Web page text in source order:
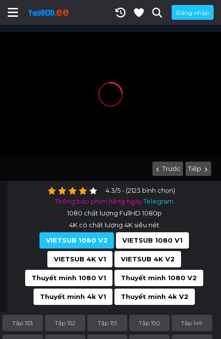
Đăng nhập
Trước Tiếp
4.3/5 - (2123 bình chọn)
Thông báo phim hằng ngàyTelegram
1080 chất lượng FullHD 1080p
4K có chất lượng 4K siêu nét
VIETSUB 1080 V2
VIETSUB 1080 V1
VIETSUB 4K V1 VIETSUB 4K V2
Thuyết minh 1080 V1 Thuyết minh 1080 V2
Thuyết minh 4k V1 Thuyết minh 4k V2
Tập 153 Tập 152 Tập 151 Tập 150 Tập 149